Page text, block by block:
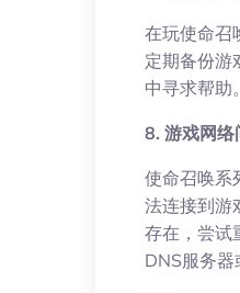
在玩使命召
定期备份游
中寻求帮助
8. 游戏网络
使命召唤系
法连接到游
存在，尝试
DNS服务器